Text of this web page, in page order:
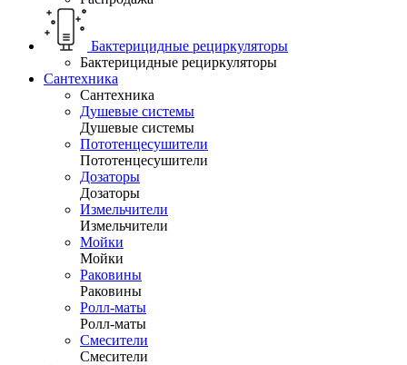
Бактерицидные рециркуляторы
Бактерицидные рециркуляторы
Сантехника
Сантехника
Душевые системы
Душевые системы
Пототенцесушители
Пототенцесушители
Дозаторы
Дозаторы
Измельчители
Измельчители
Мойки
Мойки
Раковины
Раковины
Ролл-маты
Ролл-маты
Смесители
Смесители